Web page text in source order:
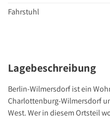
Fahrstuhl
Lagebeschreibung
Berlin-Wilmersdorf ist ein
Charlottenburg-Wilmersdorf
West. Wer in diesem Ortsteil